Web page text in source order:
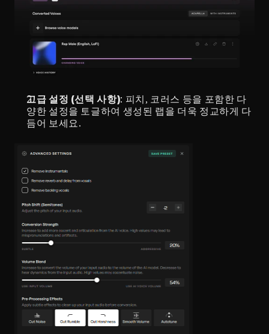
고급 설정 (선택 사항): 피치, 코러스 등을 포함한 다
양한 설정을 토글하여 생성된 랩을 더욱 정교하게 다
듬어 보세요.